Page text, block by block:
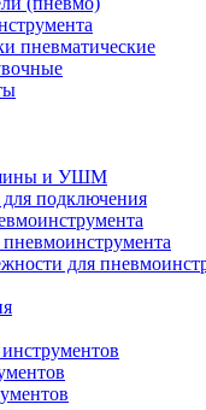
пневматические
и УШМ
подключения
для